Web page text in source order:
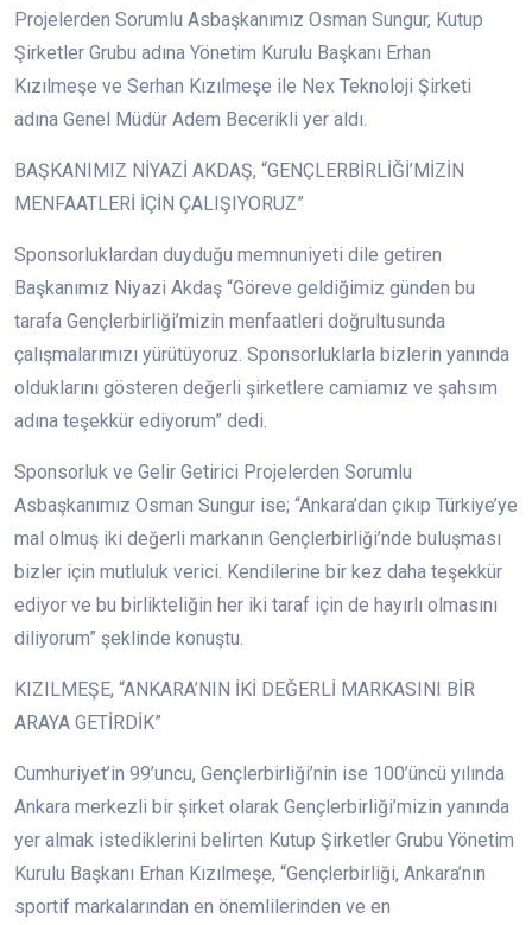
Projelerden Sorumlu Asbaşkanımız Osman Sungur, Kutup
Şirketler Grubu adına Yönetim Kurulu Başkanı Erhan
Kızılmeşe ve Serhan Kızılmeşe ile Nex Teknoloji Şirketi
adına Genel Müdür Adem Becerikli yer aldı.
BAŞKANIMIZ NİYAZİ AKDAŞ, “GENÇLERBİRLİĞİ’MİZİN
MENFAATLERİ İÇİN ÇALIŞIYORUZ”
Sponsorluklardan duyduğu memnuniyeti dile getiren
Başkanımız Niyazi Akdaş “Göreve geldiğimiz günden bu
tarafa Gençlerbirliği’mizin menfaatleri doğrultusunda
çalışmalarımızı yürütüyoruz. Sponsorluklarla bizlerin yanında
olduklarını gösteren değerli şirketlere camiamız ve şahsım
adına teşekkür ediyorum” dedi.
Sponsorluk ve Gelir Getirici Projelerden Sorumlu
Asbaşkanımız Osman Sungur ise; “Ankara’dan çıkıp Türkiye’ye
mal olmuş iki değerli markanın Gençlerbirliği’nde buluşması
bizler için mutluluk verici. Kendilerine bir kez daha teşekkür
ediyor ve bu birlikteliğin her iki taraf için de hayırlı olmasını
diliyorum” şeklinde konuştu.
KIZILMEŞE, “ANKARA’NIN İKİ DEĞERLİ MARKASINI BİR
ARAYA GETİRDİK”
Cumhuriyet’in 99’uncu, Gençlerbirliği’nin ise 100’üncü yılında
Ankara merkezli bir şirket olarak Gençlerbirliği’mizin yanında
yer almak istediklerini belirten Kutup Şirketler Grubu Yönetim
Kurulu Başkanı Erhan Kızılmeşe, “Gençlerbirliği, Ankara’nın
sportif markalarından en önemlilerinden ve en